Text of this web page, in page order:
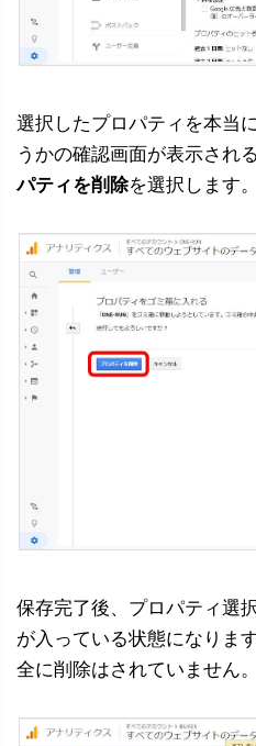
選択したプロパティを本当
うかの確認画面が表示され
パティを削除を選択します。
保存完了後、プロパティ選
が入っている状態になりま
全に削除はされていません。